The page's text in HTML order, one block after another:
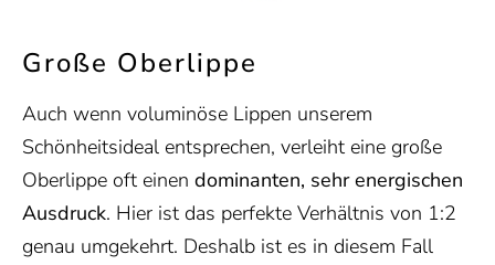
Große Oberlippe
Auch wenn voluminöse Lippen unserem
Schönheitsideal entsprechen, verleiht eine große
Oberlippe oft einen dominanten, sehr energischen
Ausdruck. Hier ist das perfekte Verhältnis von 1:2
genau umgekehrt. Deshalb ist es in diesem Fall